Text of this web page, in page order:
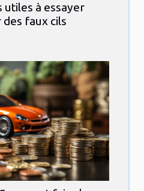
utiles à essayer
des faux cils